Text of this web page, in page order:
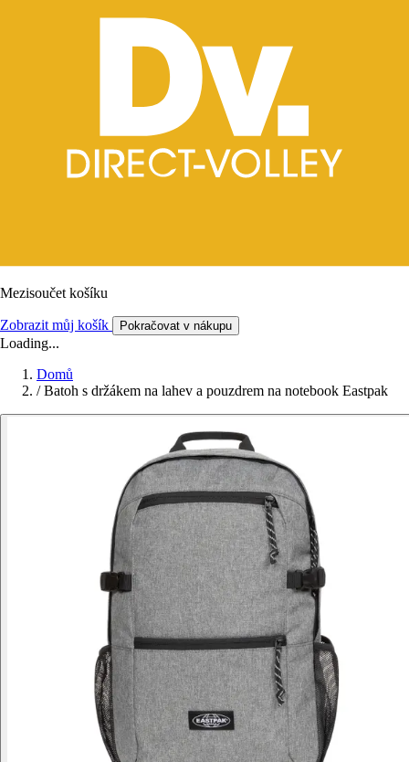
Mezisoučet košíku
Zobrazit můj košík Pokračovat v nákupu
Loading...
Domů
/ Batoh s držákem na lahev a pouzdrem na notebook Eastpak